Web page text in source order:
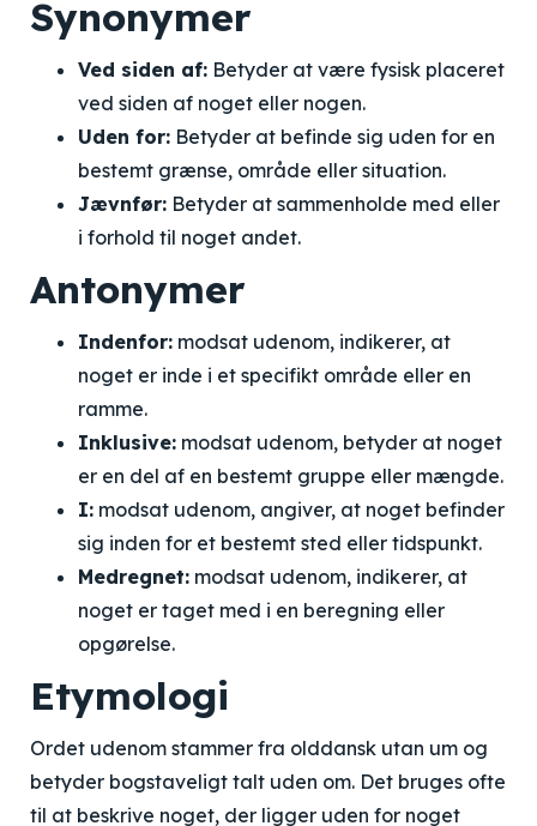
Synonymer
Ved siden af: Betyder at være fysisk placeret
ved siden af noget eller nogen.
Uden for: Betyder at befinde sig uden for en
bestemt grænse, område eller situation.
Jævnfør: Betyder at sammenholde med eller
i forhold til noget andet.
Antonymer
Indenfor: modsat udenom, indikerer, at
noget er inde i et specifikt område eller en
ramme.
Inklusive: modsat udenom, betyder at noget
er en del af en bestemt gruppe eller mængde.
I: modsat udenom, angiver, at noget befinder
sig inden for et bestemt sted eller tidspunkt.
Medregnet: modsat udenom, indikerer, at
noget er taget med i en beregning eller
opgørelse.
Etymologi
Ordet udenom stammer fra olddansk utan um og
betyder bogstaveligt talt uden om. Det bruges ofte
til at beskrive noget, der ligger uden for noget